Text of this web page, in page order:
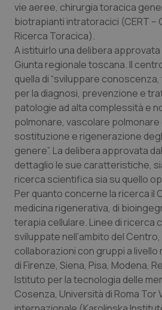
Edizioni Regionali
QS Pro
Professionisti Sanitari.AI
Abruzzo
Basilicata
Calabria
Campania
Emilia-Romagna
Friuli Venezia Giulia
Lazio
QS Pro Gold
Artrite & artrosi
Asma & BPCO
Car-T
Colesterolo &
Dermatite Atopica
Diabete & glucometri
QS Club Newsletter
vie aeree, chirurgia toracica
biotrapianti intratoracici (CERT –
Ricerca Toracica).
A istituirlo una delibera
Giunta regionale toscana. Il
quella di “sviluppare
per la diagnosi, prevenzione e
patologie ad alta complessità e
polmonare, vascolare polmonare
sostituzione e rigenerazione
genere”. La delibera approvata
dettaglio le sue caratteristiche,
ricerca scientifica sia su quello
Per quanto concerne la ricerca il
medicina rigenerativa, di
terapia cellulare. Linee di ricerca
sviluppate nell’ambito del
collaborazioni con gruppi a
di Firenze, Siena, Pisa, Modena,
Istituto per la tecnologia delle
Cosenza, Università di Roma Tor